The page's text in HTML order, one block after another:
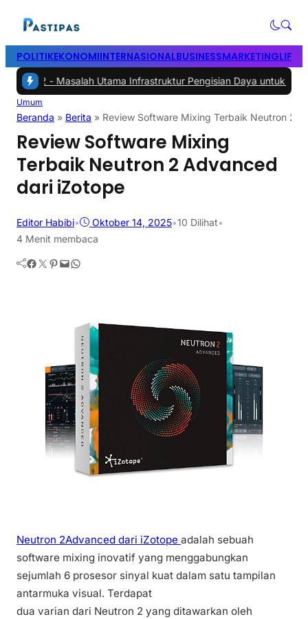
POLITIKEKONOMIINTERNASIONALBUSINESSMARKETING
Masalah Utama Infrastruktur Pengisian Daya untuk Mobil Listrik
Umum
Beranda » Berita » Review Software Mixing Terbaik Neutron 2
Review Software Mixing
Terbaik Neutron 2 Advanced
dari iZotope
Editor Habibi• Oktober 14, 2025•10 Dilihat•
4 Menit membaca
Facebook Twitter Pinterest Mail WhatsApp
Neutron 2Advanced dari iZotope adalah sebuah
software mixing inovatif yang menggabungkan
sejumlah 6 prosesor sinyal kuat dalam satu tampilan
antarmuka visual. Terdapat
dua varian dari Neutron 2 yang ditawarkan oleh